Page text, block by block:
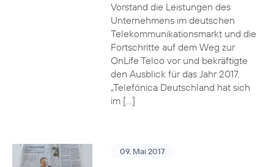
Vorstand die Leistungen des
Unternehmens im deutschen
Telekommunikationsmarkt und die
Fortschritte auf dem Weg zur
OnLife Telco vor und bekräftigte
den Ausblick für das Jahr 2017.
„Telefónica Deutschland hat sich
im […]
09. Mai 2017